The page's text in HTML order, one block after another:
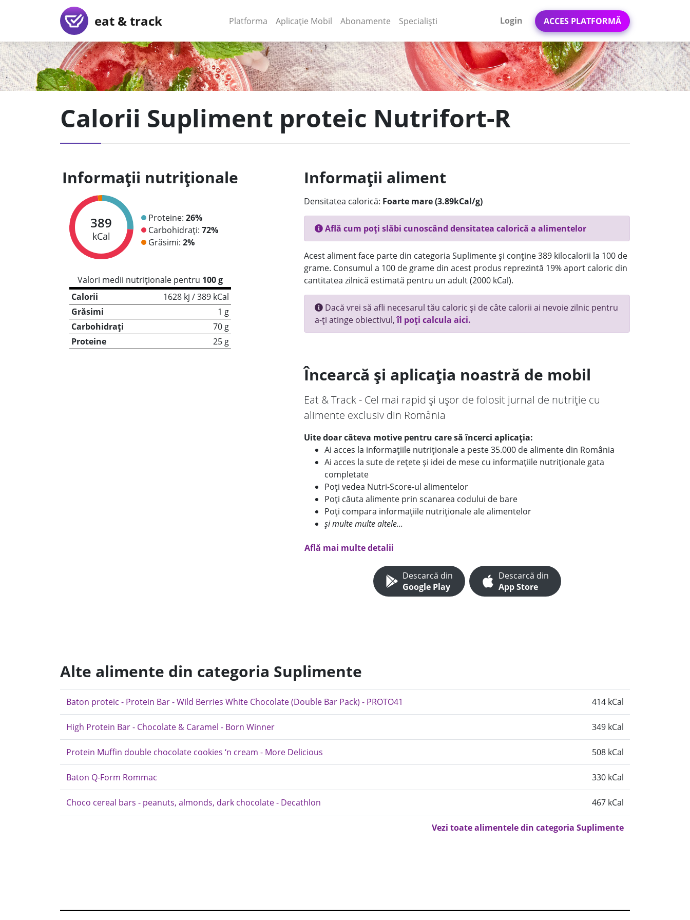
eat & track Platforma (current)
Aplicație Mobil (current)
Abonamente Specialiști Login ACCES PLATFORMĂ
Calorii Supliment proteic Nutrifort-R
Informații nutriționale
389
kCal
Proteine: 26%
Carbohidrați: 72%
Grăsimi: 2%
Valori medii nutriționale pentru 100 g
Calorii
1628 kj / 389 kCal
Grăsimi
1 g
Carbohidrați
70 g
Proteine
25 g
Informații aliment
Densitatea calorică: Foarte mare (3.89kCal/g)
Află cum poți slăbi cunoscând densitatea calorică a alimentelor
Acest aliment face parte din categoria Suplimente și conține 389 kilocalorii la 100 de
grame. Consumul a 100 de grame din acest produs reprezintă 19% aport caloric din
cantitatea zilnică estimată pentru un adult (2000 kCal).
Dacă vrei să afli necesarul tău caloric și de câte calorii ai nevoie zilnic pentru
a-ți atinge obiectivul,îl poți calcula aici.
Încearcă și aplicația noastră de mobil
Eat & Track - Cel mai rapid și ușor de folosit jurnal de nutriție cu
alimente exclusiv din România
Uite doar câteva motive pentru care să încerci aplicația:
Ai acces la informațiile nutriționale a peste 35.000 de alimente din România
Ai acces la sute de rețete și idei de mese cu informațiile nutriționale gata
completate
Poți vedea Nutri-Score-ul alimentelor
Poți căuta alimente prin scanarea codului de bare
Poți compara informațiile nutriționale ale alimentelor
și multe multe altele...
Află mai multe detalii
Descarcă din
Google Play
Descarcă din
App Store
Alte alimente din categoria Suplimente
Baton proteic - Protein Bar - Wild Berries White Chocolate (Double Bar Pack) - PROTO41 414 kCal
High Protein Bar - Chocolate & Caramel - Born Winner 349 kCal
Protein Muffin double chocolate cookies ‘n cream - More Delicious 508 kCal
Baton Q-Form Rommac 330 kCal
Choco cereal bars - peanuts, almonds, dark chocolate - Decathlon 467 kCal
Vezi toate alimentele din categoria Suplimente